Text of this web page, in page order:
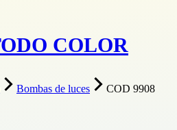
Bombas de luces
COD 9908